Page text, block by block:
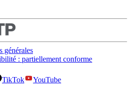
générales
: partiellement conforme
TikTok
YouTube